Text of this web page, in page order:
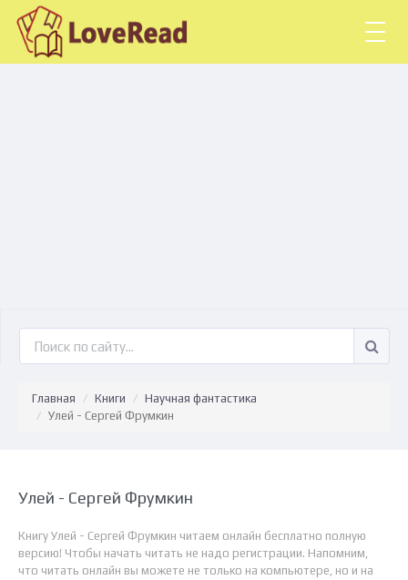
Главная Книги
Научная фантастика
Улей - Сергей Фрумкин
Улей - Сергей Фрумкин
Книгу Улей - Сергей Фрумкин читаем онлайн бесплатно полную
версию! Чтобы начать читать не надо регистрации. Напомним,
что читать онлайн вы можете не только на компьютере, но и на